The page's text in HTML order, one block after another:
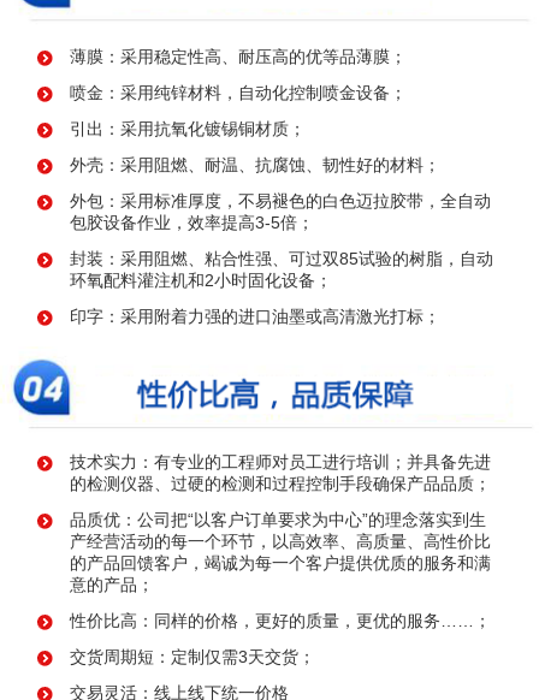
薄膜：采用稳定性高、耐压高的优等品薄膜；
喷金：采用纯锌材料，自动化控制喷金设备；
引出：采用抗氧化镀锡铜材质；
外壳：采用阻燃、耐温、抗腐蚀、韧性好的材料；
外包：采用标准厚度，不易褪色的白色迈拉胶带，全自动
包胶设备作业，效率提高3-5倍；
封装：采用阻燃、粘合性强、可过双85试验的树脂，自动
环氧配料灌注机和2小时固化设备；
印字：采用附着力强的进口油墨或高清激光打标；
技术实力：有专业的工程师对员工进行培训；并具备先进
的检测仪器、过硬的检测和过程控制手段确保产品品质；
品质优：公司把“以客户订单要求为中心”的理念落实到生
产经营活动的每一个环节，以高效率、高质量、高性价比
的产品回馈客户，竭诚为每一个客户提供优质的服务和满
意的产品；
性价比高：同样的价格，更好的质量，更优的服务……；
交货周期短：定制仅需3天交货；
交易灵活：线上线下统一价格